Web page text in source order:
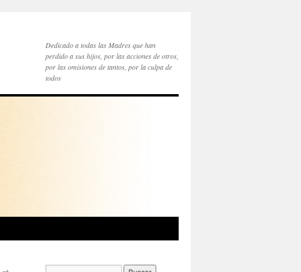
Dedicado a todas las Madres que han
perdido a sus hijos, por las acciones de otros,
por las omisiones de tantos, por la culpa de
todos
→